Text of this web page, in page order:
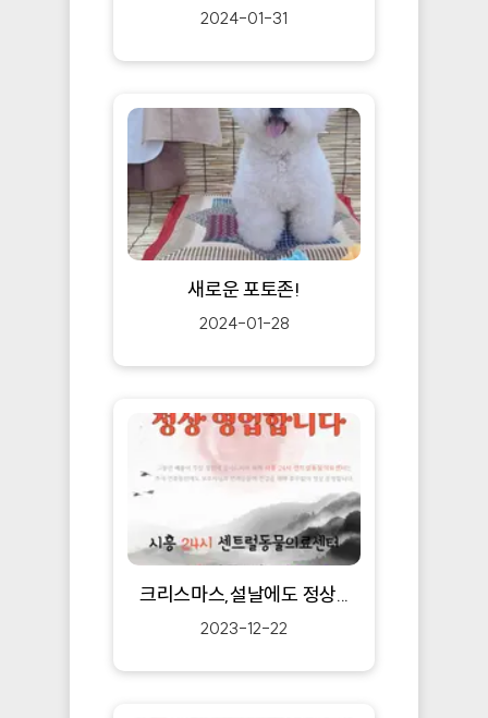
2024-01-31
새로운 포토존!
2024-01-28
크리스마스,설날에도 정상...
2023-12-22